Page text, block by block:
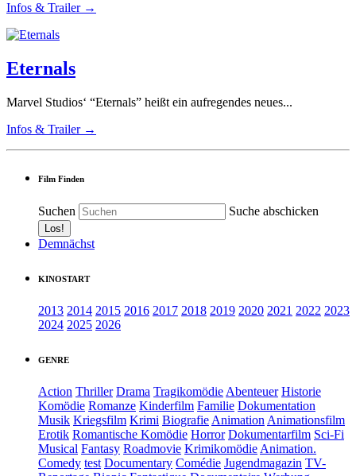
Infos & Trailer →
Eternals
Marvel Studios‘ “Eternals” heißt ein aufregendes neues...
Infos & Trailer →
Film Finden
Suchen Suche abschicken
Demnächst
KINOSTART
2013 2014 2015 2016 2017 2018 2019 2020 2021 2022 2023
2024 2025 2026
GENRE
Action Thriller Drama Tragikomödie Abenteuer Historie
Komödie Romanze Kinderfilm Familie Dokumentation
Musik Kriegsfilm Krimi Biografie Animation Animationsfilm
Erotik Romantische Komödie Horror Dokumentarfilm Sci-Fi
Musical Fantasy Roadmovie Krimikomödie Animation.
Comedy test Documentary Comédie Jugendmagazin TV-